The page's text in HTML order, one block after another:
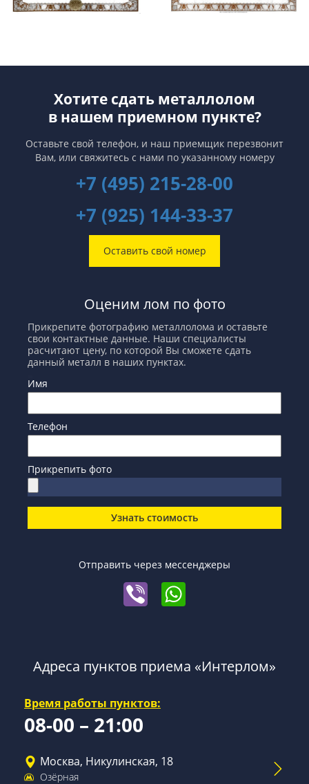
Хотите сдать металлолом
в нашем приемном пункте?
Оставьте свой телефон, и наш приемщик перезвонит
Вам, или свяжитесь с нами по указанному номеру
+7 (495) 215-28-00
+7 (925) 144-33-37
Оставить свой номер
Оценим лом по фото
Прикрепите фотографию металлолома и оставьте
свои контактные данные. Наши специалисты
расчитают цену, по которой Вы сможете сдать
данный металл в наших пунктах.
Имя
Телефон
Прикрепить фото
Узнать стоимость
Отправить через мессенджеры
Адреса пунктов приема «Интерлом»
Время работы пунктов:
08-00 – 21:00
Москва, Никулинская, 18
Озёрная